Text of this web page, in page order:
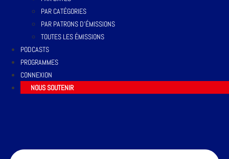
PAR CATÉGORIES
PAR PATRONS D’ÉMISSIONS
TOUTES LES ÉMISSIONS
PODCASTS
PROGRAMMES
CONNEXION
NOUS SOUTENIR